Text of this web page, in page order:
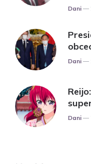
Posted
Dani
Posted
Dani
Posted
Dani